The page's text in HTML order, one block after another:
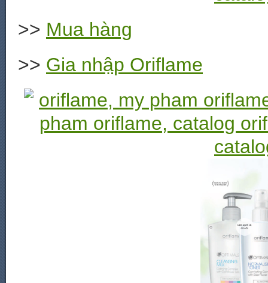
>> Mua hàng
>> Gia nhập Oriflame